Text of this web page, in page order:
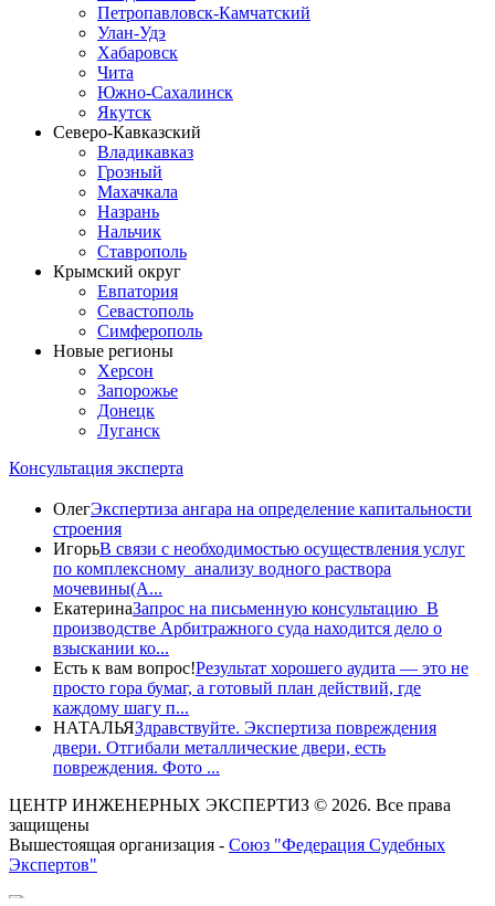
Петропавловск-Камчатский
Улан-Удэ
Хабаровск
Чита
Южно-Сахалинск
Якутск
Северо-Кавказский
Владикавказ
Грозный
Махачкала
Назрань
Нальчик
Ставрополь
Крымский округ
Евпатория
Севастополь
Симферополь
Новые регионы
Херсон
Запорожье
Донецк
Луганск
Консультация эксперта
ОлегЭкспертиза ангара на определение капитальности
строения
ИгорьВ связи с необходимостью осуществления услуг
по комплексному анализу водного раствора
мочевины(A...
ЕкатеринаЗапрос на письменную консультацию В
производстве Арбитражного суда находится дело о
взыскании ко...
Есть к вам вопрос!Результат хорошего аудита — это не
просто гора бумаг, а готовый план действий, где
каждому шагу п...
НАТАЛЬЯЗдравствуйте. Экспертиза повреждения
двери. Отгибали металлические двери, есть
повреждения. Фото ...
ЦЕНТР ИНЖЕНЕРНЫХ ЭКСПЕРТИЗ © 2026. Все права
защищены
Вышестоящая организация - Союз "Федерация Судебных
Экспертов"